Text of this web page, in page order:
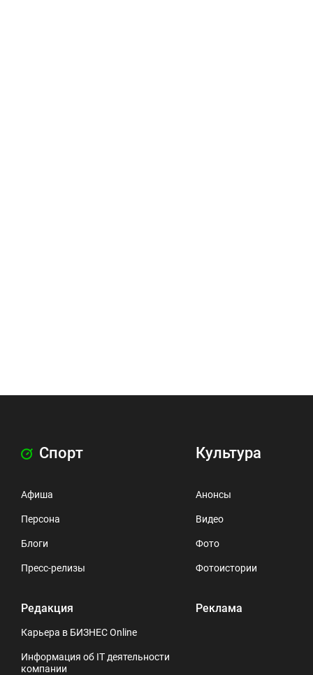
Спорт
Афиша
Персона
Блоги
Пресс-релизы
Редакция
Карьера в БИЗНЕС Online
Информация об IT деятельности
компании
Культура
Анонсы
Видео
Фото
Фотоистории
Реклама